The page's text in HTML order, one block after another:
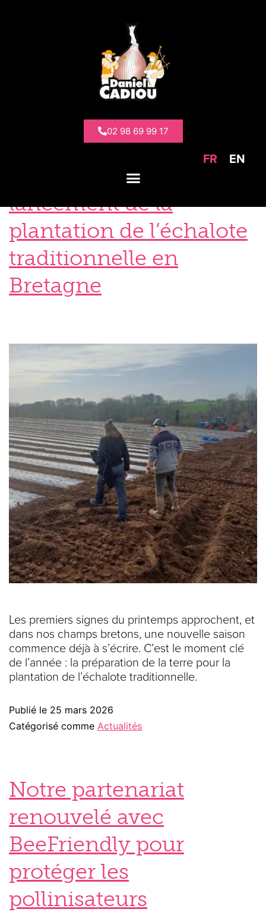
02 98 69 99 17
FR EN
Catégorie :
Actualités
La terre se prépare :
lancement de la
plantation de l’échalote
traditionnelle en
Bretagne
Les premiers signes du printemps approchent, et
dans nos champs bretons, une nouvelle saison
commence déjà à s’écrire. C’est le moment clé
de l’année : la préparation de la terre pour la
plantation de l’échalote traditionnelle.
Publié le 25 mars 2026
Catégorisé comme Actualités
Notre partenariat
renouvelé avec
BeeFriendly pour
protéger les
pollinisateurs